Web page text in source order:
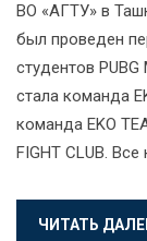
ВО «АГТУ» в
был проведен
студентов
стала команда
команда EKO
FIGHT CLUB.
ЧИТАТЬ